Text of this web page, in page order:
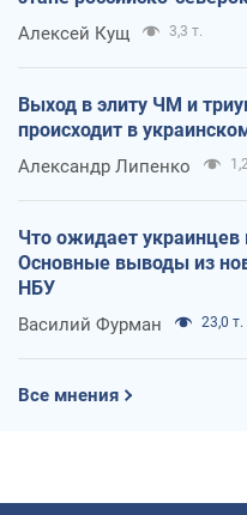
Алексей Кущ 3,3 т.
Выход в элиту ЧМ и
происходит в
Александр Липенко
Что ожидает украинцев
Основные выводы из
НБУ
Василий Фурман 23,0 т.
Все мнения